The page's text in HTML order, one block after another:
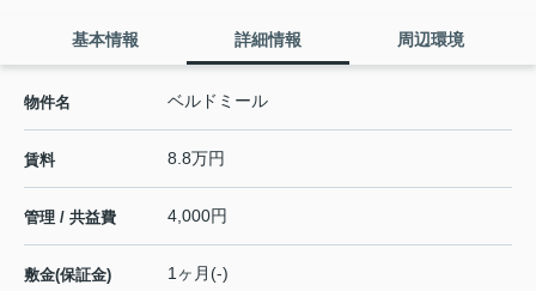
基本情報 詳細情報 周辺環境
物件名 ベルドミール
賃料 8.8万円
管理 / 共益費 4,000円
敷金(保証金) 1ヶ月(-)